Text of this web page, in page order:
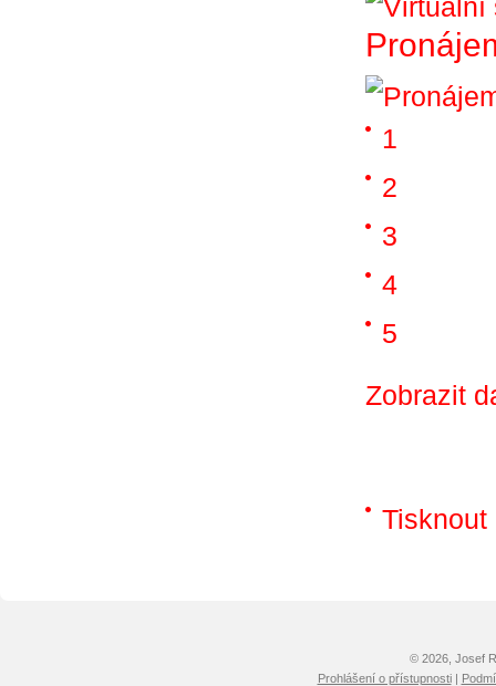
1
2
3
4
5
Zobrazit
Tisknout
© 2026, Josef
Prohlášení o přístupnosti|